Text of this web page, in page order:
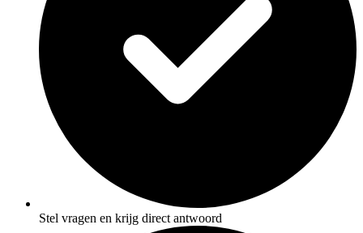
Stel vragen en krijg direct antwoord